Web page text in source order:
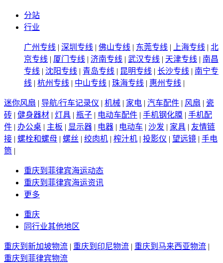
分站
行业
广州专线 | 深圳专线 | 佛山专线 | 东莞专线 | 上海专线 | 北
京专线 | 厦门专线 | 济南专线 | 武汉专线 | 天津专线 | 南昌
专线 | 沈阳专线 | 青岛专线 | 昆明专线 | 长沙专线 | 南宁专
线 | 杭州专线 | 中山专线 | 珠海专线 | 惠州专线 |
迷你风扇 | 导航/行车记录仪 | 机械 | 家电 | 汽车配件 | 风扇 | 瓷
砖 | 健身器材 | 灯具 | 瓶子 | 电动车配件 | 手机钢化膜 | 手机配
件 | 办公桌 | 主板 | 显示器 | 电器 | 电动车 | 沙发 | 家具 | 友情链
接 | 螺栓和螺母 | 螺丝 | 绞肉机 | 榨汁机 | 投影仪 | 望远镜 | 手电
筒 |
重庆到菲律宾海运动态
重庆到菲律宾海运资讯
更多
重庆
同行业其他地区
重庆到新加坡物流 | 重庆到印尼物流 | 重庆到马来西亚物流 |
重庆到菲律宾物流